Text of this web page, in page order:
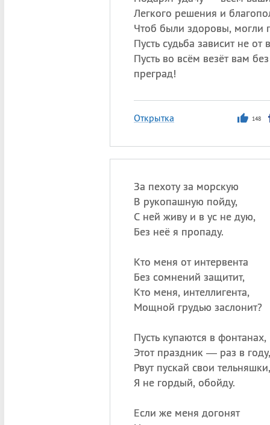
Легкого решения и
Чтоб были здоровы, могли
Пусть судьба зависит не от
Пусть во всём везёт вам
преград!
Открытка 148
За пехоту за морскую
В рукопашную пойду,
С ней живу и в ус не дую,
Без неё я пропаду.
Кто меня от интервента
Без сомнений защитит,
Кто меня, интеллигента,
Мощной грудью заслонит?
Пусть купаются в фонтанах,
Этот праздник — раз в году,
Рвут пускай свои тельняшки,
Я не гордый, обойду.
Если же меня догонят